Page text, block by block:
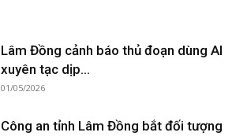
Lâm Đồng cảnh báo thủ đoạn dùng AI
xuyên tạc dịp...
01/05/2026
Công an tỉnh Lâm Đồng bắt đối tượng